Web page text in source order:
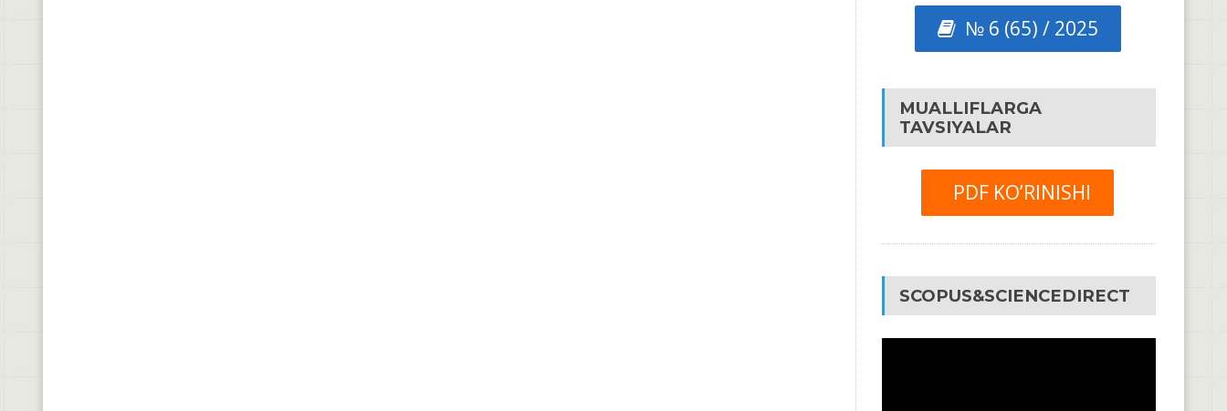
№ 6 (65) / 2025
MUALLIFLARGA
TAVSIYALAR
PDF KO’RINISHI
SCOPUS&SCIENCEDIRECT